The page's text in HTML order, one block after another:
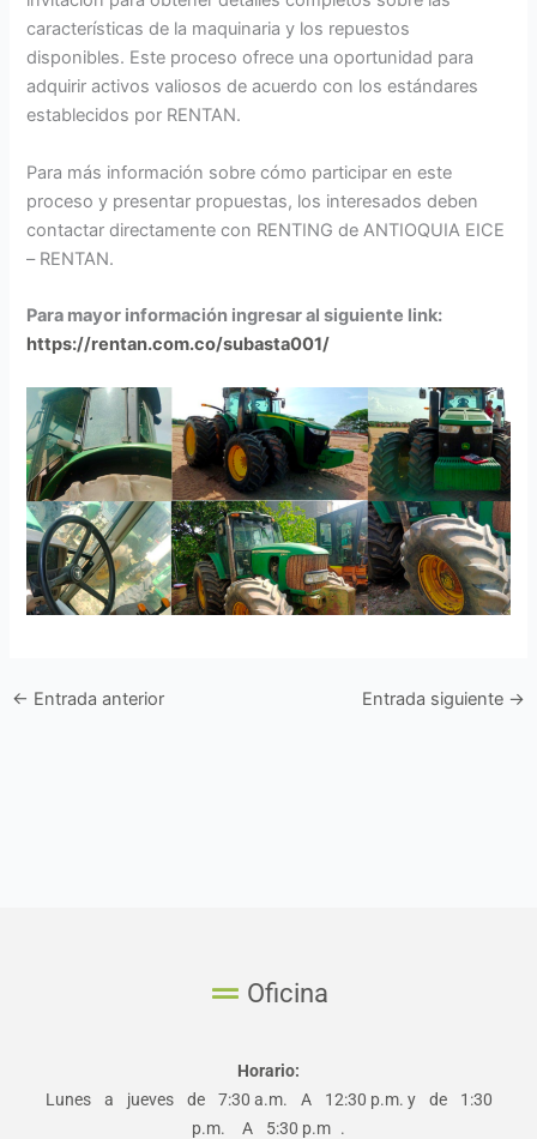
características de la maquinaria y los repuestos
disponibles. Este proceso ofrece una oportunidad para
adquirir activos valiosos de acuerdo con los estándares
establecidos por RENTAN.
Para más información sobre cómo participar en este
proceso y presentar propuestas, los interesados deben
contactar directamente con RENTING de ANTIOQUIA EICE
– RENTAN.
Para mayor información ingresar al siguiente link:
https://rentan.com.co/subasta001/
← Entrada anterior Entrada siguiente →
Oficina
Horario:
Lunes a jueves de 7:30 a.m. A 12:30 p.m. y de 1:30
p.m. A 5:30 p.m .